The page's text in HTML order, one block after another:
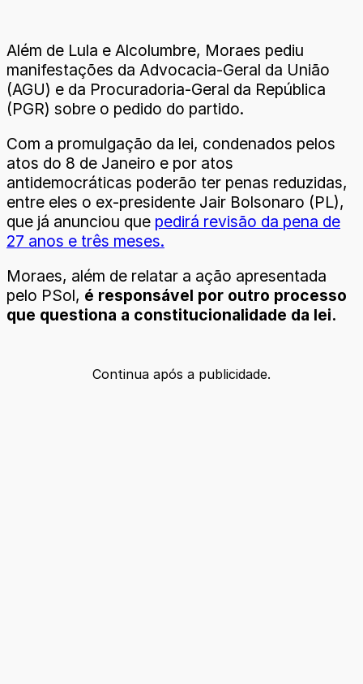
Além de Lula e Alcolumbre, Moraes pediu
manifestações da Advocacia-Geral da União
(AGU) e da Procuradoria-Geral da República
(PGR) sobre o pedido do partido.
Com a promulgação da lei, condenados pelos
atos do 8 de Janeiro e por atos
antidemocráticas poderão ter penas reduzidas,
entre eles o ex-presidente Jair Bolsonaro (PL),
que já anunciou que pedirá revisão da pena de
27 anos e três meses.
Moraes, além de relatar a ação apresentada
pelo PSol, é responsável por outro processo
que questiona a constitucionalidade da lei.
Continua após a publicidade.